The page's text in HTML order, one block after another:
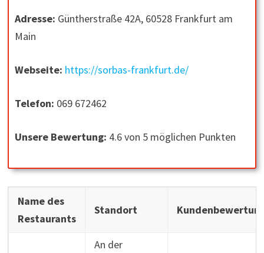
Adresse: Güntherstraße 42A, 60528 Frankfurt am
Main
Webseite: https://sorbas-frankfurt.de/
Telefon: 069 672462
Unsere Bewertung: 4.6 von 5 möglichen Punkten
Name des
Restaurants
Standort
An der